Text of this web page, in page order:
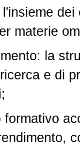
l'insieme
materie
la
e di
formativo